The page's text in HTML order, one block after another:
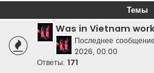
Темы
Was in Vietnam
Последнее сообщение
2026, 00:00
Ответы: 171